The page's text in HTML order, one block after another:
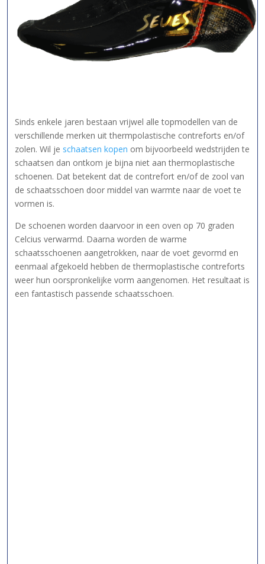
Sinds enkele jaren bestaan vrijwel alle topmodellen van de
verschillende merken uit thermpolastische contreforts en/of
zolen. Wil je schaatsen kopen om bijvoorbeeld wedstrijden te
schaatsen dan ontkom je bijna niet aan thermoplastische
schoenen. Dat betekent dat de contrefort en/of de zool van
de schaatsschoen door middel van warmte naar de voet te
vormen is.
De schoenen worden daarvoor in een oven op 70 graden
Celcius verwarmd. Daarna worden de warme
schaatsschoenen aangetrokken, naar de voet gevormd en
eenmaal afgekoeld hebben de thermoplastische contreforts
weer hun oorspronkelijke vorm aangenomen. Het resultaat is
een fantastisch passende schaatsschoen.